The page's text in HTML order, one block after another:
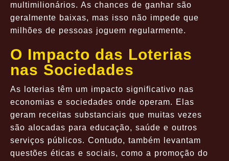
multimilionários. As chances de ganhar são
geralmente baixas, mas isso não impede que
milhões de pessoas joguem regularmente.
O Impacto das Loterias
nas Sociedades
As loterias têm um impacto significativo nas
economias e sociedades onde operam. Elas
geram receitas substanciais que muitas vezes
são alocadas para educação, saúde e outros
serviços públicos. Contudo, também levantam
questões éticas e sociais, como a promoção do